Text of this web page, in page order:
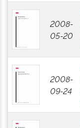
2008-
05-20
2008-
09-24